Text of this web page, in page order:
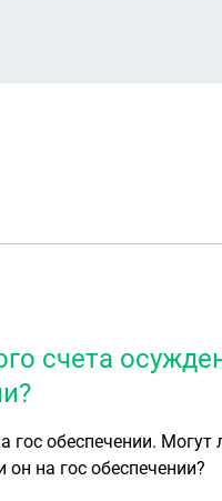
счета
обеспечении.
на гос обеспечении?